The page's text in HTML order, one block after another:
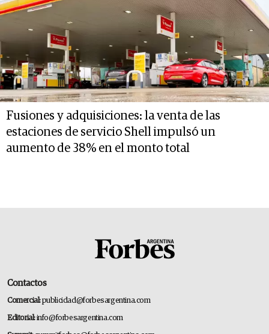
Fusiones y adquisiciones: la venta de las
estaciones de servicio Shell impulsó un
aumento de 38% en el monto total
Contactos
Comercial:publicidad@forbesargentina.com
Editorial:info@forbesargentina.com